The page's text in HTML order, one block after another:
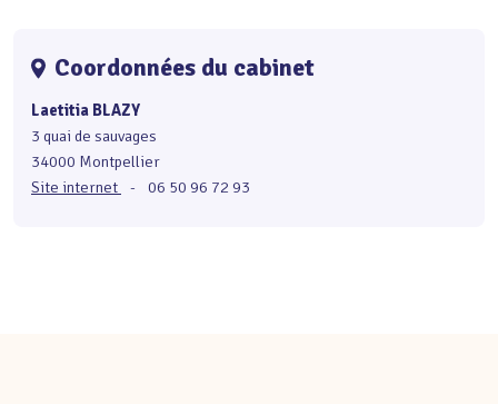
Coordonnées du cabinet
Laetitia BLAZY
3 quai de sauvages
34000 Montpellier
Site internet
- 06 50 96 72 93